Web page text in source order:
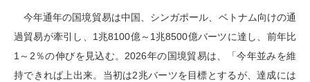
今年通年の国境貿易は中国、シンガポール、ベトナム向けの通
過貿易が牽引し、1兆8100億～1兆8500億バーツに達し、前年比
1～2％の伸びを見込む。2026年の国境貿易は、「今年並みを維
持できれば上出来。当初は2兆バーツを目標とするが、達成には